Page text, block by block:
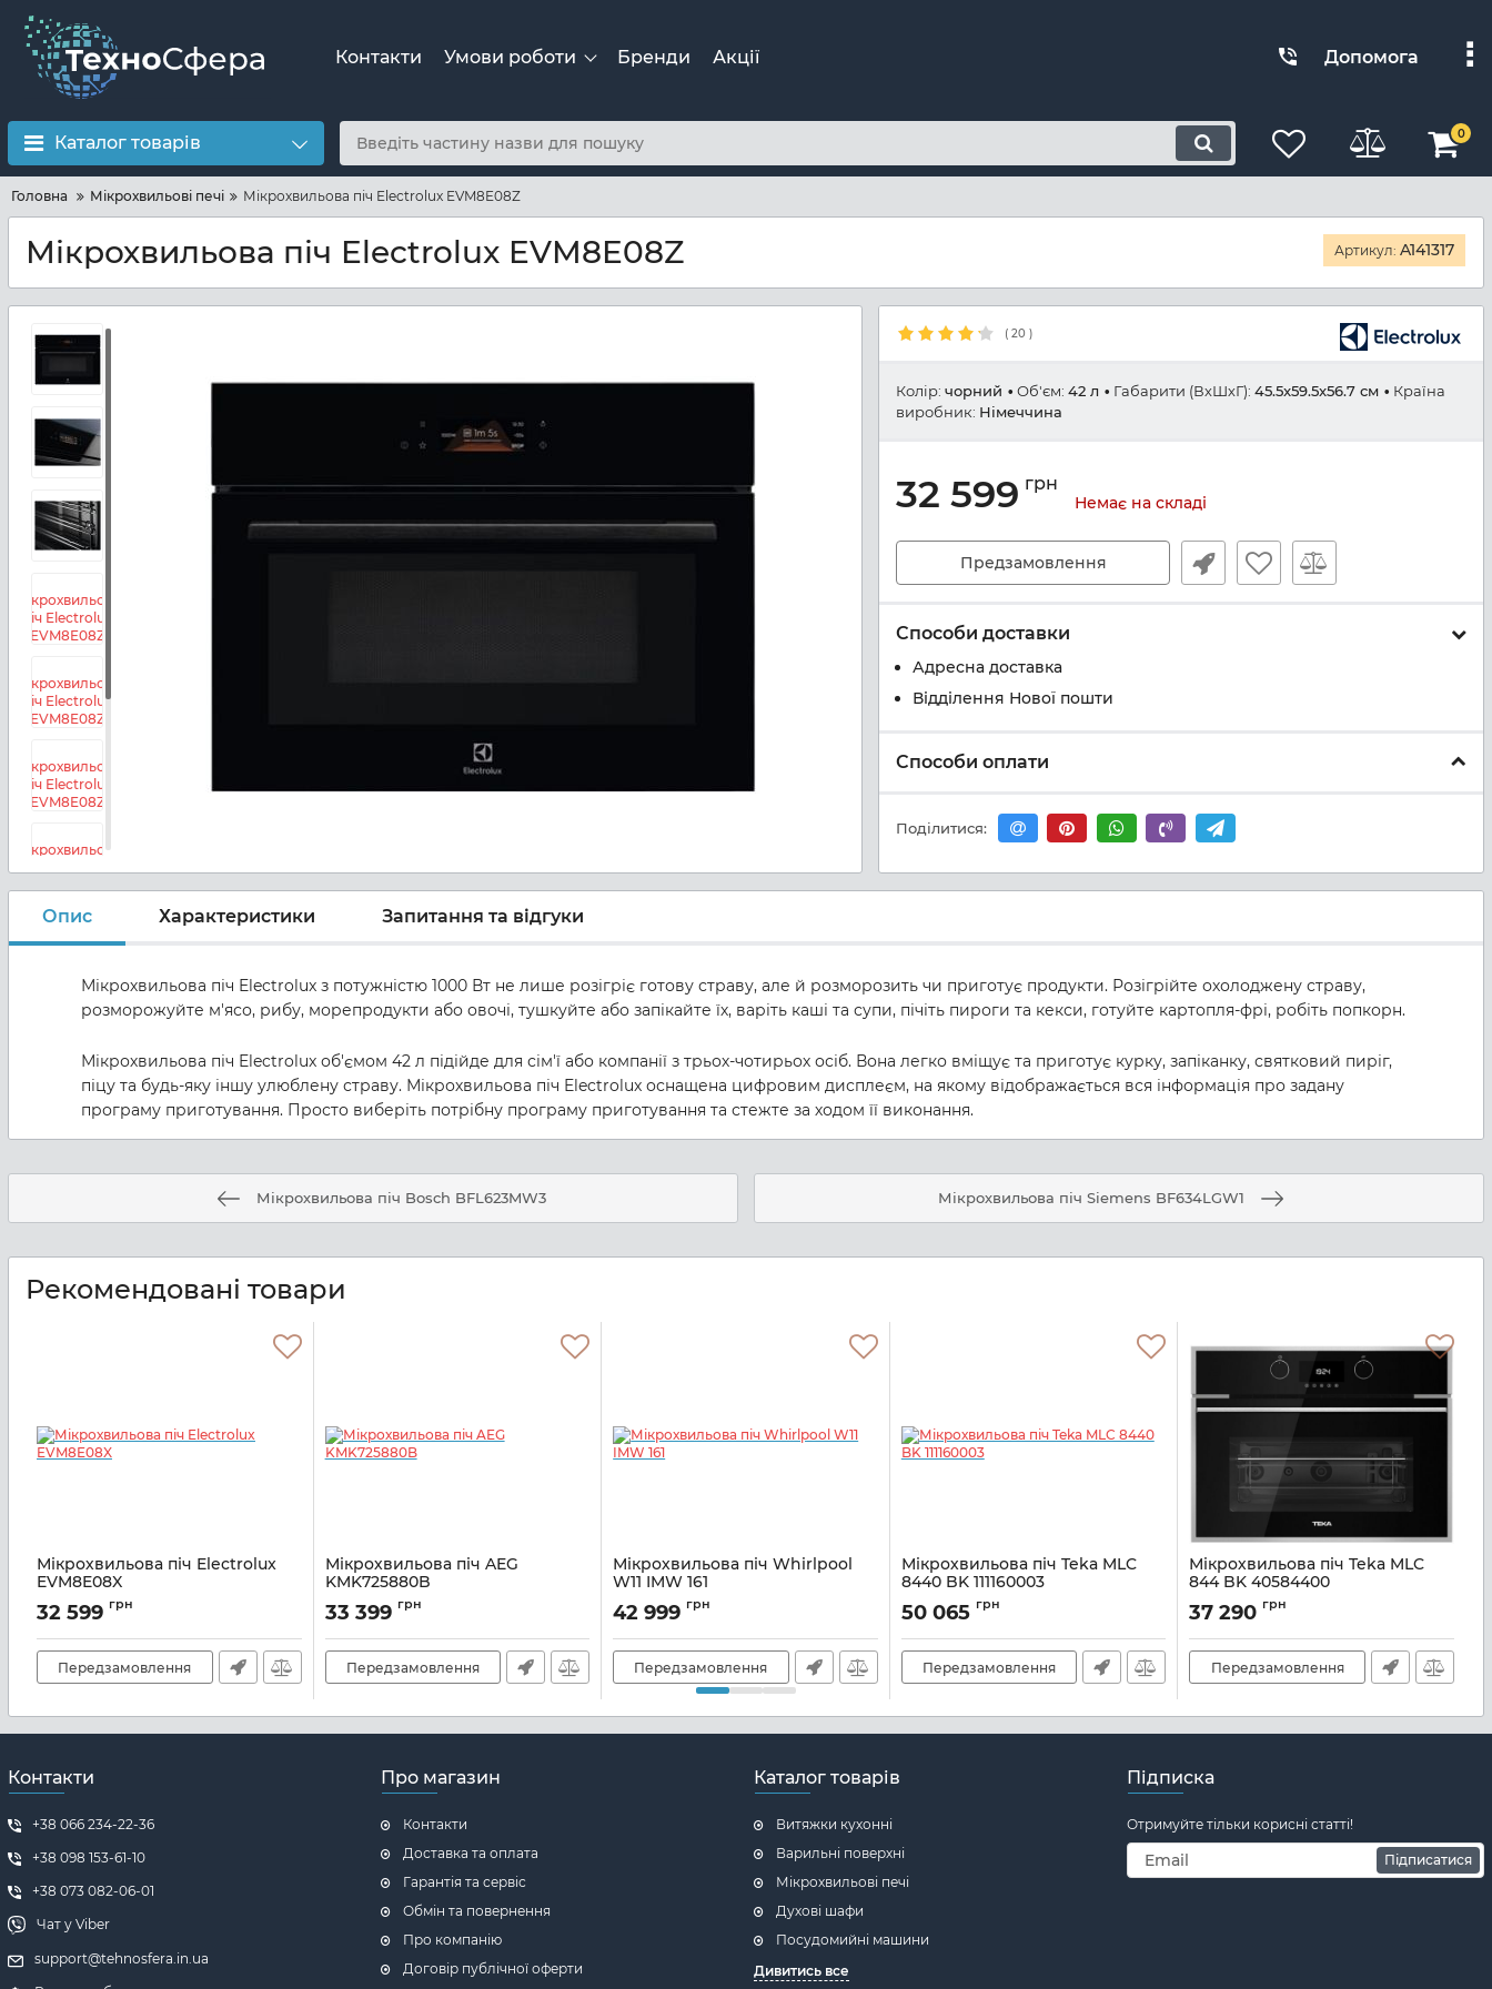
Контакти Умови роботи Бренди Акції Допомога
Каталог товарів 0
Головна Мікрохвильові печі Мікрохвильова піч Electrolux EVM8E08Z
Мікрохвильова піч Electrolux EVM8E08Z Артикул: A141317
( 20 )
Колір: чорний Об'єм: 42 л Габарити (ВхШхГ): 45.5x59.5x56.7 см
Країна
виробник: Німеччина
32 599 грн
Немає на складі
Предзамовлення
Способи доставки
Адресна доставка
Відділення Нової пошти
Способи оплати
Поділитися:
Опис Характеристики Запитання та відгуки
Мікрохвильова піч Electrolux з потужністю 1000 Вт не лише розігріє готову страву, але й розморозить чи приготує продукти. Розігрійте охолоджену страву,
розморожуйте м'ясо, рибу, морепродукти або овочі, тушкуйте або запікайте їх, варіть каші та супи, пічіть пироги та кекси, готуйте картопля-фрі, робіть попкорн.
Мікрохвильова піч Electrolux об'ємом 42 л підійде для сім'ї або компанії з трьох-чотирьох осіб. Вона легко вміщує та приготує курку, запіканку, святковий пиріг,
піцу та будь-яку іншу улюблену страву. Мікрохвильова піч Electrolux оснащена цифровим дисплеєм, на якому відображається вся інформація про задану
програму приготування. Просто виберіть потрібну програму приготування та стежте за ходом її виконання.
Мікрохвильова піч Bosch BFL623MW3 Мікрохвильова піч Siemens BF634LGW1
Рекомендовані товари
Мікрохвильова піч Electrolux
EVM8E08X
Артикул:A141316
32 599 грн
Передзамовлення
Мікрохвильова піч AEG
KMK725880B
Артикул:A138419
33 399 грн
Передзамовлення
Мікрохвильова піч Whirlpool
W11 IMW 161
Артикул:A137107
42 999 грн
Передзамовлення
Мікрохвильова піч Teka MLC
8440 BK 111160003
Артикул:A135751
50 065 грн
Передзамовлення
Мікрохвильова піч Teka MLC
844 BK 40584400
Артикул:A136630
37 290 грн
Передзамовлення
Контакти
+38 066 234-22-36
+38 098 153-61-10
+38 073 082-06-01
Чат у Viber
support@tehnosfera.in.ua
Про магазин
Контакти
Доставка та оплата
Гарантія та сервіс
Обмін та повернення
Про компанію
Договір публічної оферти
Каталог товарів
Витяжки кухонні
Варильні поверхні
Мікрохвильові печі
Духові шафи
Посудомийні машини
Дивитись все
Підписка
Отримуйте тільки корисні статті!
Підписатися